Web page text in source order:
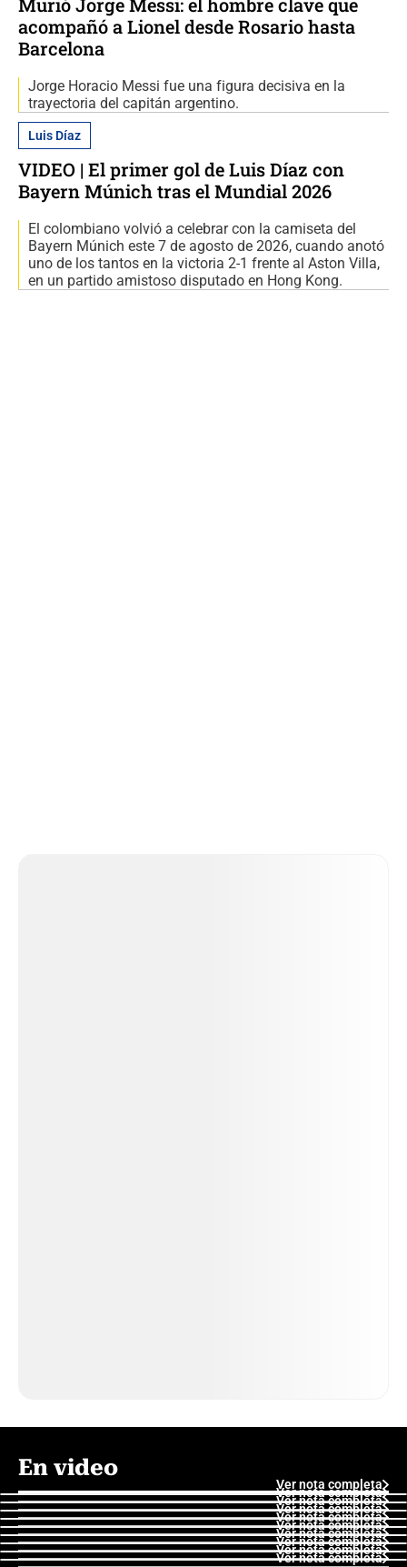
Murió Jorge Messi: el hombre clave que
acompañó a Lionel desde Rosario hasta
Barcelona
Jorge Horacio Messi fue una figura decisiva en la
trayectoria del capitán argentino.
Luis Díaz
VIDEO | El primer gol de Luis Díaz con
Bayern Múnich tras el Mundial 2026
El colombiano volvió a celebrar con la camiseta del
Bayern Múnich este 7 de agosto de 2026, cuando anotó
uno de los tantos en la victoria 2-1 frente al Aston Villa,
en un partido amistoso disputado en Hong Kong.
En video
Ver nota completa
Ver nota completa
Ver nota completa
Ver nota completa
Ver nota completa
Ver nota completa
Ver nota completa
Ver nota completa
Ver nota completa
Ver nota completa